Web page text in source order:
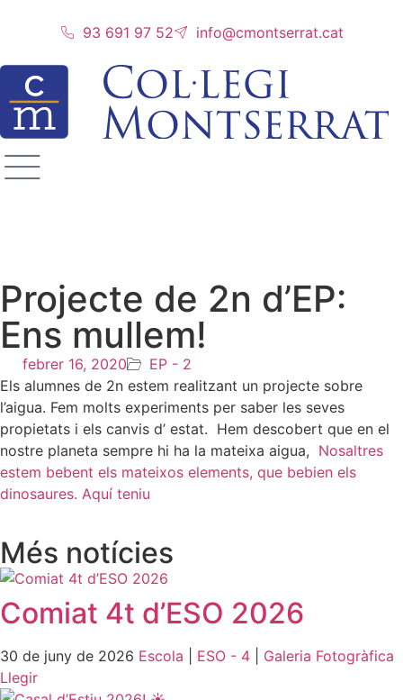
93 691 97 52 info@cmontserrat.cat
Projecte de 2n d’EP:
Ens mullem!
febrer 16, 2020
EP - 2
Els alumnes de 2n estem realitzant un projecte sobre
l’aigua. Fem molts experiments per saber les seves
propietats i els canvis d’ estat. Hem descobert que en el
nostre planeta sempre hi ha la mateixa aigua, Nosaltres
estem bebent els mateixos elements, que bebien els
dinosaures. Aquí teniu
Més notícies
Comiat 4t d’ESO 2026
30 de juny de 2026 Escola ESO - 4
Galeria Fotogràfica
Llegir